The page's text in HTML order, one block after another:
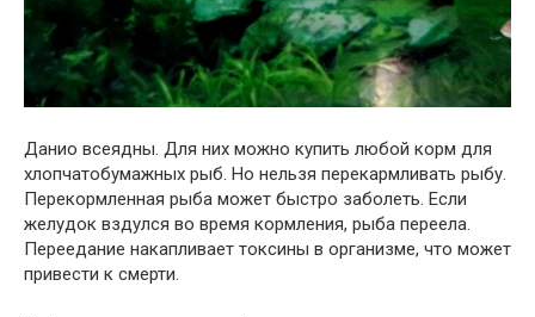
Данио всеядны. Для них можно купить любой корм для
хлопчатобумажных рыб. Но нельзя перекармливать рыбу.
Перекормленная рыба может быстро заболеть. Если
желудок вздулся во время кормления, рыба переела.
Переедание накапливает токсины в организме, что может
привести к смерти.